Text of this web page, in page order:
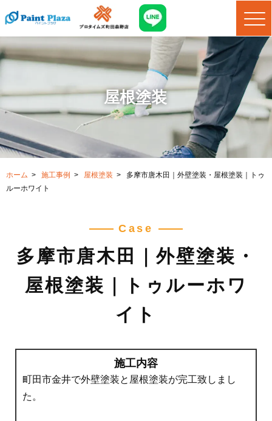
屋根塗装
ホーム > 施工事例 > 屋根塗装 > 多摩市唐木田｜外壁塗装・屋根塗装｜トゥ
ルーホワイト
Case
多摩市唐木田｜外壁塗装・
屋根塗装｜トゥルーホワ
イト
施工内容
町田市金井で外壁塗装と屋根塗装が完工致しまし
た。